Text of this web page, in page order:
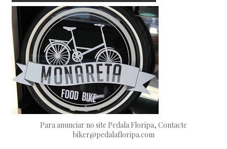
Para anunciar no site Pedala Floripa, Contacte
biker@pedalafloripa.com